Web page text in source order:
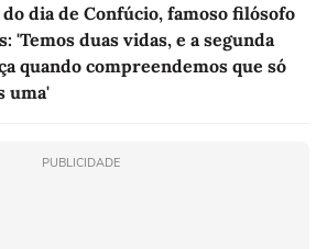
do dia de Confúcio, famoso filósofo
'Temos duas vidas, e a segunda
quando compreendemos que só
uma'
PUBLICIDADE